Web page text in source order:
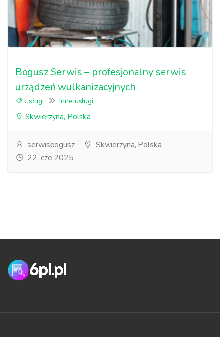
Bogusz Serwis – profesjonalny serwis
urządzeń wulkanizacyjnych
Usługi Inne usługi
Skwierzyna, Polska
serwisbogusz
Skwierzyna, Polska
22, cze 2025